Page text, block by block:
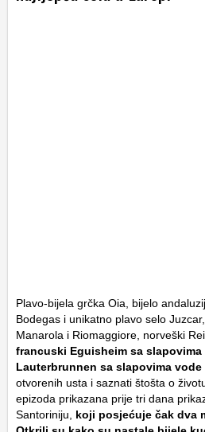
Plavo-bijela grčka Oia, bijelo
Bodegas i unikatno plavo selo
Manarola i Riomaggiore, norveški
francuski Eguisheim sa
Lauterbrunnen sa slapovima vode
otvorenih usta i saznati štošta o
epizoda prikazana prije tri dana
Santoriniju, koji posjećuje čak dva